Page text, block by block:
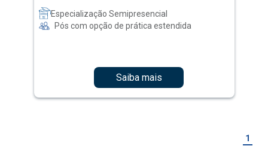
Especialização Semipresencial
Pós com opção de prática estendida
Saiba mais
1